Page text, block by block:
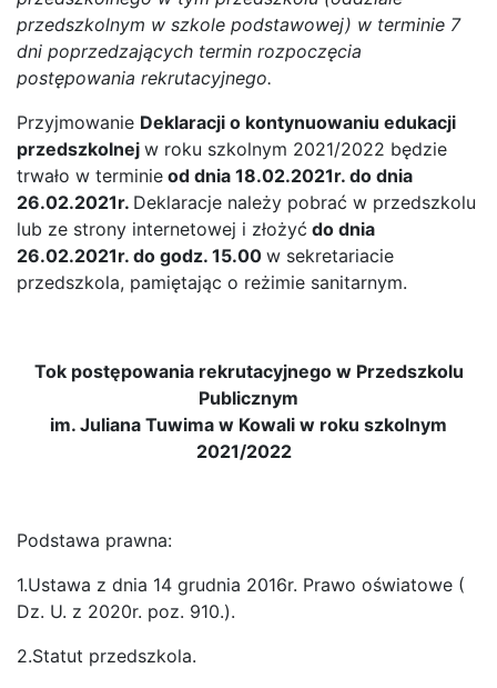
przedszkolnym w szkole podstawowej) w terminie 7
dni poprzedzających termin rozpoczęcia
postępowania rekrutacyjnego.
Przyjmowanie Deklaracji o kontynuowaniu edukacji
przedszkolnej w roku szkolnym 2021/2022 będzie
trwało w terminie od dnia 18.02.2021r. do dnia
26.02.2021r. Deklaracje należy pobrać w przedszkolu
lub ze strony internetowej i złożyć do dnia
26.02.2021r. do godz. 15.00 w sekretariacie
przedszkola, pamiętając o reżimie sanitarnym.
Tok postępowania rekrutacyjnego w Przedszkolu
Publicznym
im. Juliana Tuwima w Kowali w roku szkolnym
2021/2022
Podstawa prawna:
1.Ustawa z dnia 14 grudnia 2016r. Prawo oświatowe (
Dz. U. z 2020r. poz. 910.).
2.Statut przedszkola.